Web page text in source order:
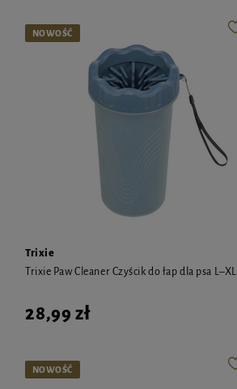
NOWOŚĆ
Trixie
Trixie Paw Cleaner Czyścik do łap dla psa L–XL
28,99 zł
NOWOŚĆ